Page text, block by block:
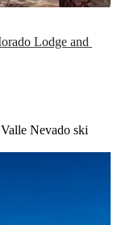
Lodge and
Nevado ski